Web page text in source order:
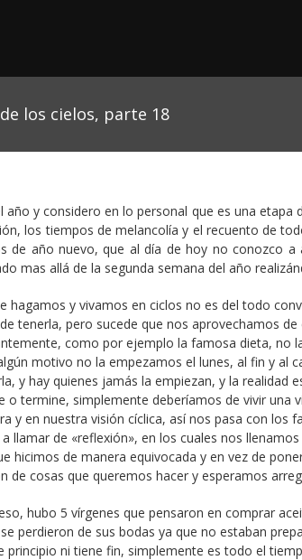
los cielos, parte 18
año y considero en lo personal que es una
los tiempos de melancolía y el recuento de
de año nuevo, que al día de hoy no conozco
mas allá de la segunda semana del año
hagamos y vivamos en ciclos no es del todo
tenerla, pero sucede que nos aprovechamos
como por ejemplo la famosa dieta, no
motivo no la empezamos el lunes, al fin y al
y hay quienes jamás la empiezan, y la realidad
o termine, simplemente deberíamos de vivir una
y en nuestra visión cíclica, así nos pasa con los
llamar de «reflexión», en los cuales nos
hicimos de manera equivocada y en vez de
de cosas que queremos hacer y esperamos
hubo 5 vírgenes que pensaron en comprar
perdieron de sus bodas ya que no estaban
ni tiene fin, simplemente es todo el